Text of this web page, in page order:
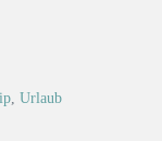
, Urlaub